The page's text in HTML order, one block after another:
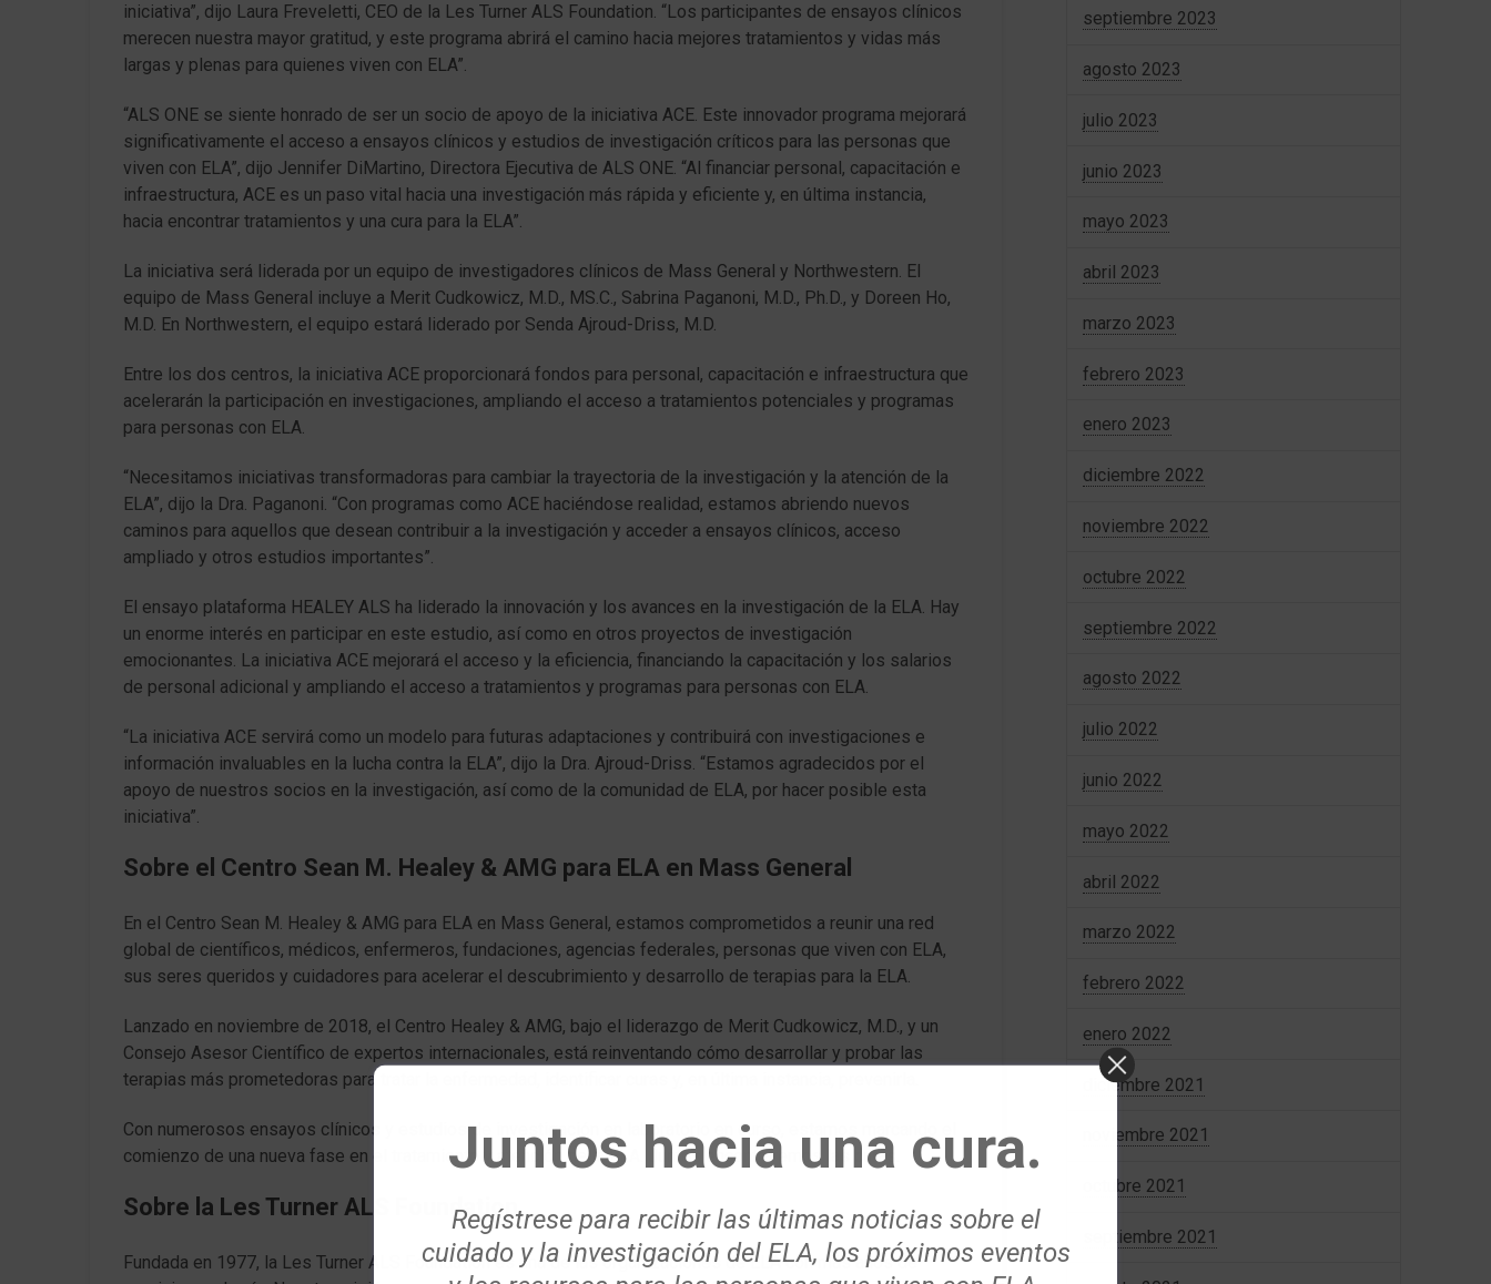
iniciativa”, dijo Laura Freveletti, CEO de la Les Turner ALS Foundation. “Los participantes de ensayos clínicos
merecen nuestra mayor gratitud, y este programa abrirá el camino hacia mejores tratamientos y vidas más
largas y plenas para quienes viven con ELA”.
“ALS ONE se siente honrado de ser un socio de apoyo de la iniciativa ACE. Este innovador programa mejorará
significativamente el acceso a ensayos clínicos y estudios de investigación críticos para las personas que
viven con ELA”, dijo Jennifer DiMartino, Directora Ejecutiva de ALS ONE. “Al financiar personal, capacitación e
infraestructura, ACE es un paso vital hacia una investigación más rápida y eficiente y, en última instancia,
hacia encontrar tratamientos y una cura para la ELA”.
La iniciativa será liderada por un equipo de investigadores clínicos de Mass General y Northwestern. El
equipo de Mass General incluye a Merit Cudkowicz, M.D., MS.C., Sabrina Paganoni, M.D., Ph.D., y Doreen Ho,
M.D. En Northwestern, el equipo estará liderado por Senda Ajroud-Driss, M.D.
Entre los dos centros, la iniciativa ACE proporcionará fondos para personal, capacitación e infraestructura que
acelerarán la participación en investigaciones, ampliando el acceso a tratamientos potenciales y programas
para personas con ELA.
“Necesitamos iniciativas transformadoras para cambiar la trayectoria de la investigación y la atención de la
ELA”, dijo la Dra. Paganoni. “Con programas como ACE haciéndose realidad, estamos abriendo nuevos
caminos para aquellos que desean contribuir a la investigación y acceder a ensayos clínicos, acceso
ampliado y otros estudios importantes”.
El ensayo plataforma HEALEY ALS ha liderado la innovación y los avances en la investigación de la ELA. Hay
un enorme interés en participar en este estudio, así como en otros proyectos de investigación
emocionantes. La iniciativa ACE mejorará el acceso y la eficiencia, financiando la capacitación y los salarios
de personal adicional y ampliando el acceso a tratamientos y programas para personas con ELA.
“La iniciativa ACE servirá como un modelo para futuras adaptaciones y contribuirá con investigaciones e
información invaluables en la lucha contra la ELA”, dijo la Dra. Ajroud-Driss. “Estamos agradecidos por el
apoyo de nuestros socios en la investigación, así como de la comunidad de ELA, por hacer posible esta
iniciativa”.
Sobre el Centro Sean M. Healey & AMG para ELA en Mass General
En el Centro Sean M. Healey & AMG para ELA en Mass General, estamos comprometidos a reunir una red
global de científicos, médicos, enfermeros, fundaciones, agencias federales, personas que viven con ELA,
sus seres queridos y cuidadores para acelerar el descubrimiento y desarrollo de terapias para la ELA.
Lanzado en noviembre de 2018, el Centro Healey & AMG, bajo el liderazgo de Merit Cudkowicz, M.D., y un
Consejo Asesor Científico de expertos internacionales, está reinventando cómo desarrollar y probar las
terapias más prometedoras para tratar la enfermedad, identificar curas y, en última instancia, prevenirla.
Con numerosos ensayos clínicos y estudios de investigación en laboratorio en curso, estamos marcando el
comienzo de una nueva fase en el tratamiento y atención de la ELA. Juntos encontraremos las curas.
Sobre la Les Turner ALS Foundation
Fundada en 1977, la Les Turner ALS Foundation es una de las organizaciones de ELA con más años de
septiembre 2023
agosto 2023
julio 2023
junio 2023
mayo 2023
abril 2023
marzo 2023
febrero 2023
enero 2023
diciembre 2022
noviembre 2022
octubre 2022
septiembre 2022
agosto 2022
julio 2022
junio 2022
mayo 2022
abril 2022
marzo 2022
febrero 2022
enero 2022
diciembre 2021
noviembre 2021
octubre 2021
septiembre 2021
Juntos hacia una cura.
Regístrese para recibir las últimas noticias sobre el
cuidado y la investigación del ELA, los próximos eventos